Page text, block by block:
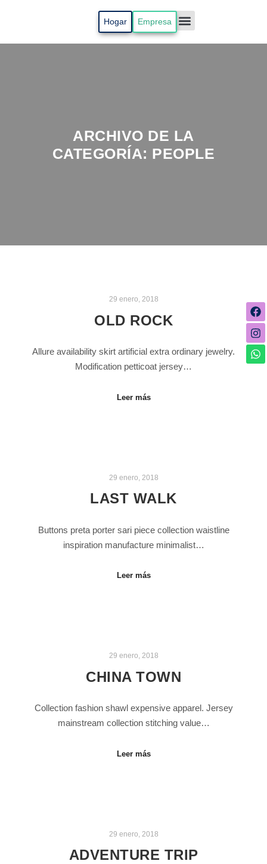
Hogar Empresa
ARCHIVO DE LA
CATEGORÍA: PEOPLE
29 enero, 2018
OLD ROCK
Allure availability skirt artificial extra ordinary jewelry.
Modification petticoat jersey…
Leer más
29 enero, 2018
LAST WALK
Buttons preta porter sari piece collection waistline
inspiration manufacture minimalist…
Leer más
29 enero, 2018
CHINA TOWN
Collection fashion shawl expensive apparel. Jersey
mainstream collection stitching value…
Leer más
29 enero, 2018
ADVENTURE TRIP